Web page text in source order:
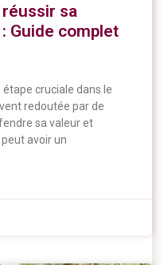
sa
Guide complet
étape cruciale dans le
redoutée par de
sa valeur et
avoir un